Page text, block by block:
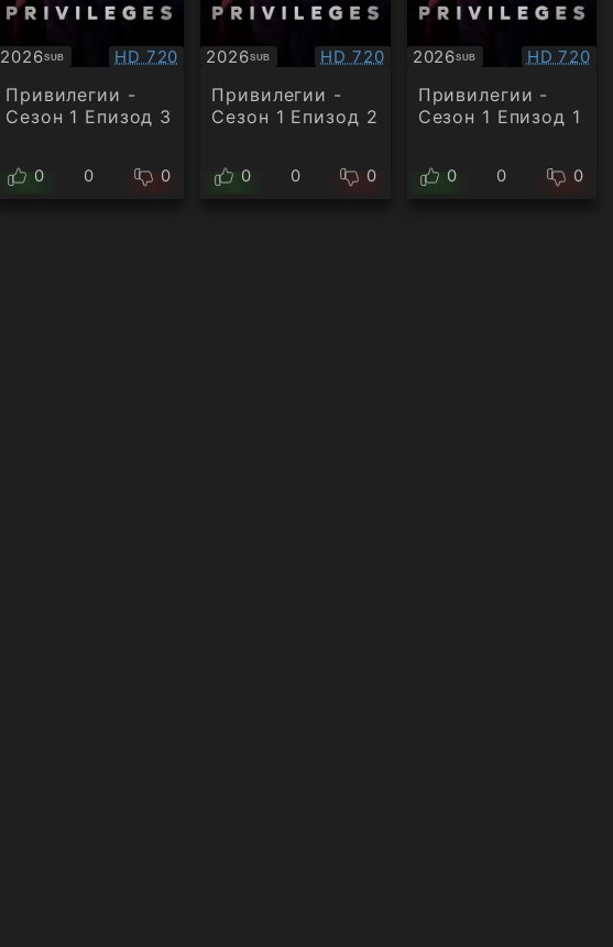
2026SUB
Субтитри Качество:
HD 720
Привилегии -
Сезон 1 Епизод 3
0 0 0
2026SUB
Субтитри Качество:
HD 720
Привилегии -
Сезон 1 Епизод 2
0 0 0
2026SUB
Субтитри HD 720
Привилегии -
Сезон 1 Епизод 1
0 0 0